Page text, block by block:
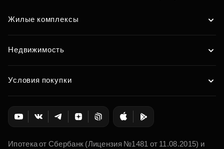
Подобрать
Жилые комплексы
Недвижимость
Условия покупки
Ипотека от Сбербанк (Лицензия №1481 от 11.08.2015) и